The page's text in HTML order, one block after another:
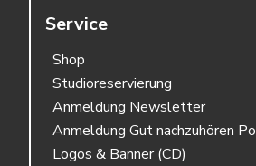
Service
Shop
Studioreservierung
Anmeldung Newsletter
Anmeldung Gut nachzuhören
Logos & Banner (CD)